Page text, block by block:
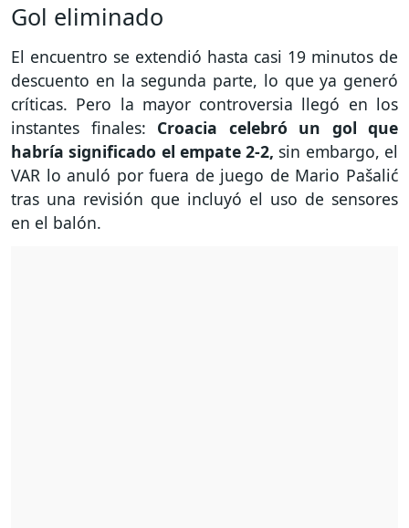
Gol eliminado
El encuentro se extendió hasta casi 19 minutos de
descuento en la segunda parte, lo que ya generó
críticas. Pero la mayor controversia llegó en los
instantes finales: Croacia celebró un gol que
habría significado el empate 2-2, sin embargo, el
VAR lo anuló por fuera de juego de Mario Pašalić
tras una revisión que incluyó el uso de sensores
en el balón.